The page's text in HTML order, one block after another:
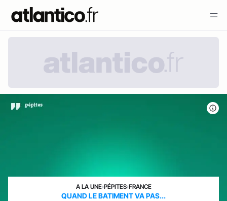
A LA UNE›PÉPITES›FRANCE
QUAND LE BATIMENT VA PAS...